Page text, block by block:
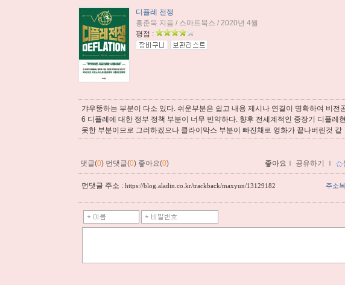
디플레 전쟁
홍춘욱 지음 / 스마트북스 / 2020년 4월
평점 :
갸우뚱하는 부분이 다소 있다. 쉬운부분은 쉽고 내용 제시나 연결이 명확하여 비전
6 디플레에 대한 정부 정책 부분이 너무 빈약하다. 향후 전세계적인 중장기 디플레
못한 부분이므로 그러하겠으나 클라이막스 부분이 빠진채로 영화가 끝나버린것 같
댓글(0) 먼댓글(0) 좋아요(0) 좋아요 ｌ 공유하기 ｌ
먼댓글 주소 : https://blog.aladin.co.kr/trackback/maxyun/13129182 주소